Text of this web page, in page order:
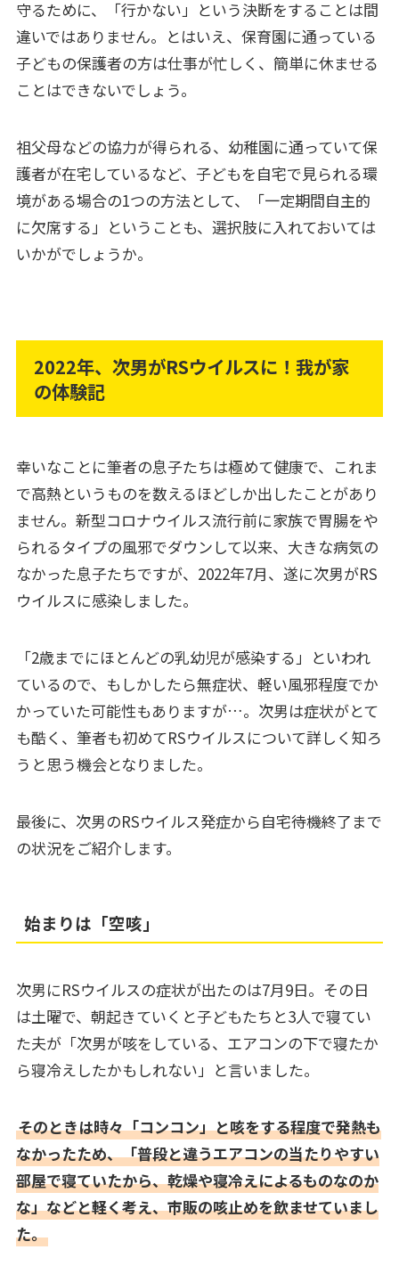
守るために、「行かない」という決断をすることは間
違いではありません。とはいえ、保育園に通っている
子どもの保護者の方は仕事が忙しく、簡単に休ませる
ことはできないでしょう。
祖父母などの協力が得られる、幼稚園に通っていて保
護者が在宅しているなど、子どもを自宅で見られる環
境がある場合の1つの方法として、「一定期間自主的
に欠席する」ということも、選択肢に入れておいては
いかがでしょうか。
2022年、次男がRSウイルスに！我が家
の体験記
幸いなことに筆者の息子たちは極めて健康で、これま
で高熱というものを数えるほどしか出したことがあり
ません。新型コロナウイルス流行前に家族で胃腸をや
られるタイプの風邪でダウンして以来、大きな病気の
なかった息子たちですが、2022年7月、遂に次男がRS
ウイルスに感染しました。
「2歳までにほとんどの乳幼児が感染する」といわれ
ているので、もしかしたら無症状、軽い風邪程度でか
かっていた可能性もありますが…。次男は症状がとて
も酷く、筆者も初めてRSウイルスについて詳しく知ろ
うと思う機会となりました。
最後に、次男のRSウイルス発症から自宅待機終了まで
の状況をご紹介します。
始まりは「空咳」
次男にRSウイルスの症状が出たのは7月9日。その日
は土曜で、朝起きていくと子どもたちと3人で寝てい
た夫が「次男が咳をしている、エアコンの下で寝たか
ら寝冷えしたかもしれない」と言いました。
そのときは時々「コンコン」と咳をする程度で発熱も
なかったため、「普段と違うエアコンの当たりやすい
部屋で寝ていたから、乾燥や寝冷えによるものなのか
な」などと軽く考え、市販の咳止めを飲ませていまし
た。